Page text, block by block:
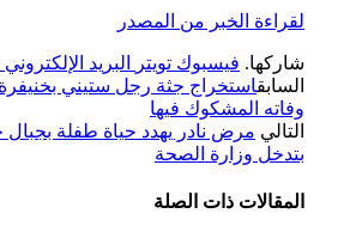
لقراءة الخبر من المصدر
شاركها. فيسبوك تويتر البريد الإلكتروني
السابق
وفاته المشكوك فيها
التالي مرض نادر يهدد حياة طفلة بجبال
بتدخل وزارة الصحة
المقالاتذات الصلة